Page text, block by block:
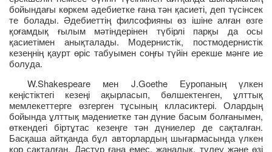
бойындағы көркем әдебиетке ғана тән қасиеті, деп түсінсек
те болады. Әдебиеттің филсофияны өз ішіне алған өзге
қоғамдық ғылым мәтіндерінен түбірлі парқы да осы
қасиетімен анықталады. Модернистік, постмодернистік
кезеңнің қаурт өріс табуымен соңғы түйін ерекше мәнге ие
болуда.
W.Shakespeare мен J.Goethe Еуропаның үлкен
кеңістіктегі кезеңі ақырласып, бөлшектенген, ұлттық
мемлекеттерге өзгерген тұсының клласиктері. Олардың
бойында ұлттық мәдениетке тән дүние басым болғанымен,
өткендегі біртұтас кезеңге тән дүниелер де сақталған.
Басқаша айтқанда бұл авторлардың шығармасында үлкен
қор сақталған. Дәстүр ғана емес, жаңалық, түлеу және өзі